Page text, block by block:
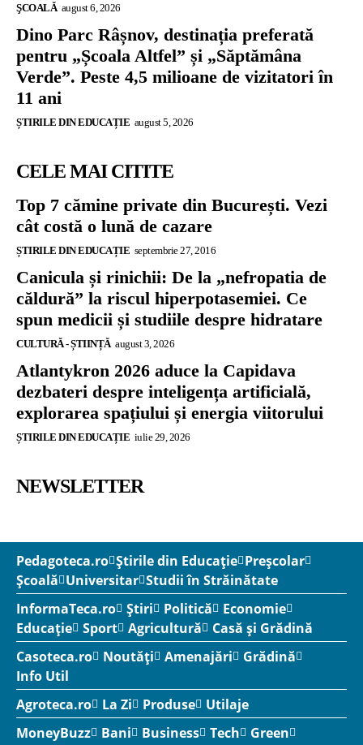
ŞCOALĂ august 6, 2026
Dino Parc Râșnov, destinația preferată
pentru „Școala Altfel” și „Săptămâna
Verde”. Peste 4,5 milioane de vizitatori în
11 ani
ȘTIRILE DIN EDUCAȚIE august 5, 2026
CELE MAI CITITE
Top 7 cămine private din București. Vezi
cât costă o lună de cazare
ȘTIRILE DIN EDUCAȚIE septembrie 27, 2016
Canicula și rinichii: De la „nefropatia de
căldură” la riscul hiperpotasemiei. Ce
spun medicii și studiile despre hidratare
CULTURĂ - ȘTIINȚĂ august 3, 2026
Atlantykron 2026 aduce la Capidava
dezbateri despre inteligența artificială,
explorarea spațiului și energia viitorului
ȘTIRILE DIN EDUCAȚIE iulie 29, 2026
NEWSLETTER
Pedagoteca.ro Știrile din Educație Preșcolar
Școală Universitar Studii în Străinătate
InformaTeca.ro Știri Politică
Economie
Educație Sport Agricultură
Casă și Grădină
Casoteca.ro
Noutăți Amenajări
Grădină
Info Util
Agroteca.ro
La Zi Produse
Utilaje
MoneyBuzz
Bani Business Tech
Green